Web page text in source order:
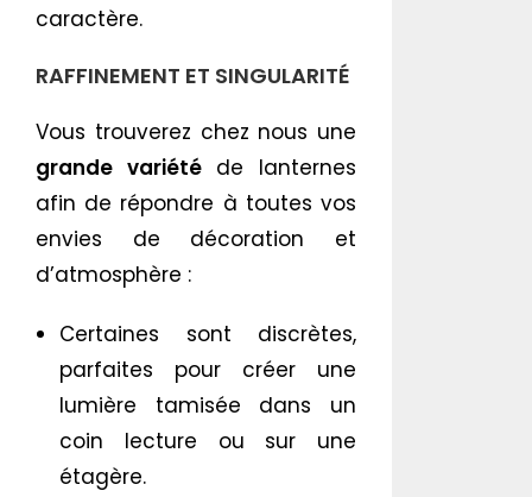
caractère.
RAFFINEMENT ET SINGULARITÉ
Vous trouverez chez nous une
grande variétéde lanternes
afin de répondre à toutes vos
envies de décoration et
d’atmosphère :
Certaines sont discrètes,
parfaites pour créer une
lumière tamisée dans un
coin lecture ou sur une
étagère.